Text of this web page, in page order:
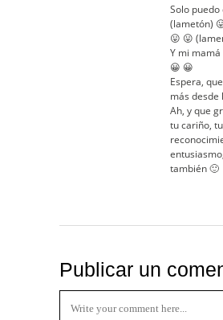
Solo puedo
(lametón)
😛 😛
Y mi
😀 😀
Espera,
más
Ah, y que
tu cariño, tu
también 🙂
Publicar un